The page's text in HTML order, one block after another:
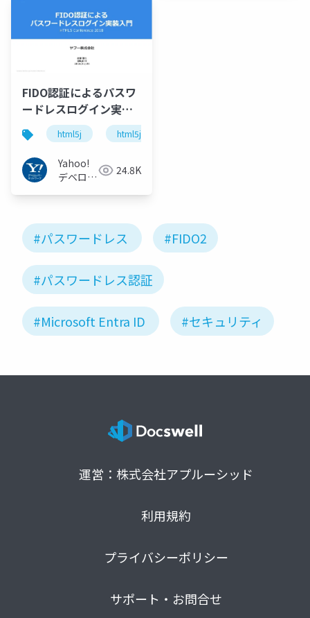
FIDO認証によるパスワ
ードレスログイン実装
入門
html5j html5j_a
Yahoo!
デベロッ
24.8K
#パスワードレス #FIDO2
#パスワードレス認証
#Microsoft Entra ID #セキュリティ
運営：株式会社アプルーシッド
利用規約
プライバシーポリシー
サポート・お問合せ